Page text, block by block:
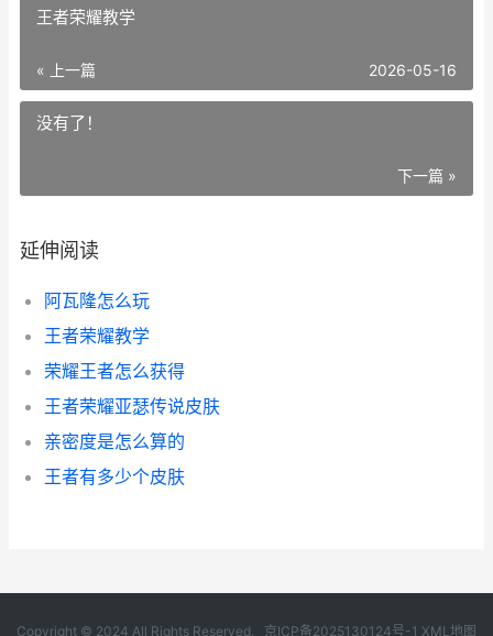
王者荣耀教学
« 上一篇 2026-05-16
没有了！
下一篇 »
延伸阅读
阿瓦隆怎么玩
王者荣耀教学
荣耀王者怎么获得
王者荣耀亚瑟传说皮肤
亲密度是怎么算的
王者有多少个皮肤
Copyright © 2024 All Rights Reserved. 京ICP备2025130124号-1 XML地图